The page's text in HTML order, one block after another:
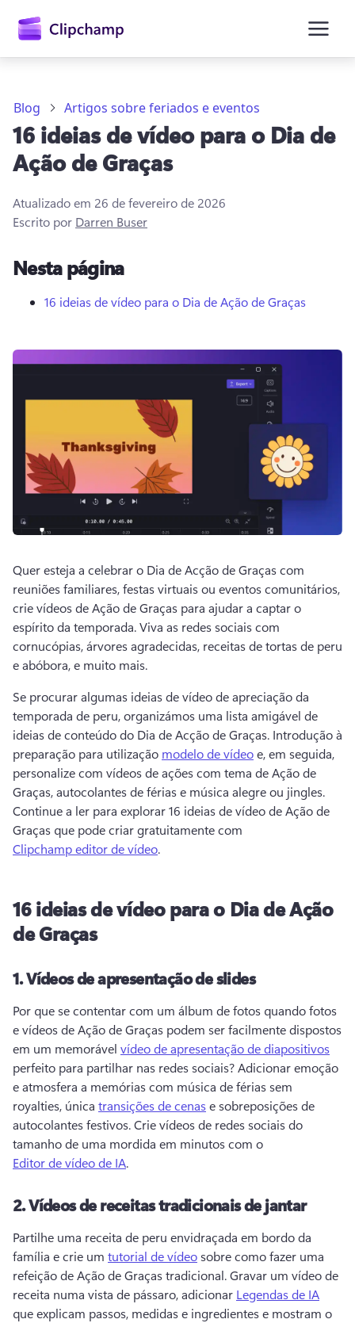
conteúdo
principal
Experimentar gratuitamente
Blog Artigos sobre feriados e eventos
16 ideias de vídeo para o Dia de
Ação de Graças
Atualizado em 26 de fevereiro de 2026
Escrito por Darren Buser
Nesta página
16 ideias de vídeo para o Dia de Ação de Graças
Quer esteja a celebrar o Dia de Acção de Graças com
reuniões familiares, festas virtuais ou eventos comunitários,
crie vídeos de Ação de Graças para ajudar a captar o
espírito da temporada. Viva as redes sociais com
cornucópias, árvores agradecidas, receitas de tortas de peru
e abóbora, e muito mais.
Se procurar algumas ideias de vídeo de apreciação da
temporada de peru, organizámos uma lista amigável de
ideias de conteúdo do Dia de Acção de Graças. Introdução à
preparação para utilização modelo de vídeo e, em seguida,
personalize com vídeos de ações com tema de Ação de
Continue a ler para explorar 16 ideias de vídeo de Ação de
Graças que pode criar gratuitamente com
Clipchamp editor de vídeo.
16 ideias de vídeo para o Dia de Ação
de Graças
1.Vídeos de apresentação de slides
Por que se contentar com um álbum de fotos quando fotos
e vídeos de Ação de Graças podem ser facilmente dispostos
em um memorável vídeo de apresentação de diapositivos
perfeito para partilhar nas redes sociais? Adicionar emoção
e atmosfera a memórias com música de férias sem
royalties, única transições de cenas e sobreposições de
autocolantes festivos. Crie vídeos de redes sociais do
tamanho de uma mordida em minutos com o
Editor de vídeo de IA.
2.Vídeos de receitas tradicionais de jantar
Partilhe uma receita de peru envidraçada em bordo da
família e crie um tutorial de vídeo sobre como fazer uma
refeição de Ação de Graças tradicional. Gravar um vídeo de
receita numa vista de pássaro, adicionar Legendas de IA
que explicam passos, medidas e ingredientes e mostram o